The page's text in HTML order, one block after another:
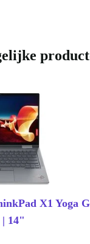
X1 Yoga
| 14"